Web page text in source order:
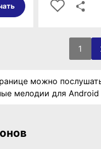
1
можно
мелодии для Android